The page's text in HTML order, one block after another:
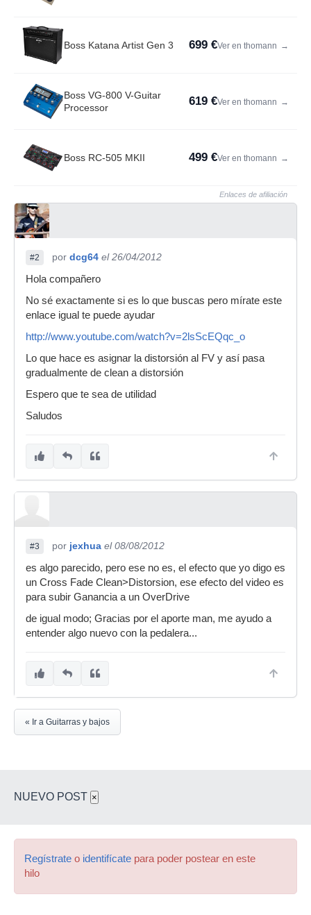
Boss Katana Artist Gen 3 699 €Ver en thomann →
Boss VG-800 V-Guitar
Processor
619 €Ver en thomann →
Boss RC-505 MKII 499 €Ver en thomann →
Enlaces de afiliación
#2 por dcg64 el 26/04/2012
Hola compañero
No sé exactamente si es lo que buscas pero mírate este
enlace igual te puede ayudar
http://www.youtube.com/watch?v=2lsScEQqc_o
Lo que hace es asignar la distorsión al FV y así pasa
gradualmente de clean a distorsión
Espero que te sea de utilidad
Saludos
#3 por jexhua el 08/08/2012
es algo parecido, pero ese no es, el efecto que yo digo es
un Cross Fade Clean>Distorsion, ese efecto del video es
para subir Ganancia a un OverDrive
de igual modo; Gracias por el aporte man, me ayudo a
entender algo nuevo con la pedalera...
« Ir a Guitarras y bajos
NUEVO POST ×
Regístrate o identifícate para poder postear en este
hilo